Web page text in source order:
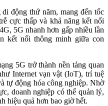
động thứ năm, mang đến tốc
cực thấp và khả năng kết nối
5G nhanh hơn gấp nhiều lần
kết nối thông minh giữa con
5G trở thành nền tảng quan
Internet vạn vật (IoT), trí tuệ
tự động hóa công nghiệp. Nhờ
doanh nghiệp có thể quản lý,
hiệu quả hơn bao giờ hết.